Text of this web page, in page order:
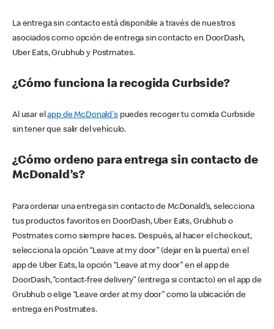
La entrega sin contacto está disponible a través de nuestros
asociados como opción de entrega sin contacto en DoorDash,
Uber Eats, Grubhub y Postmates.
¿Cómo funciona la recogida Curbside?
Al usar elapp de McDonald'spuedes recoger tu comida Curbside
sin tener que salir del vehículo.
¿Cómo ordeno para entrega sin contacto de
McDonald’s?
Para ordenar una entrega sin contacto de McDonald’s, selecciona
tus productos favoritos en DoorDash, Uber Eats, Grubhub o
Postmates como siempre haces. Después, al hacer el checkout,
selecciona la opción “Leave at my door” (dejar en la puerta) en el
app de Uber Eats, la opción “Leave at my door” en el app de
DoorDash, “contact-free delivery” (entrega si contacto) en el app de
Grubhub o elige “Leave order at my door” como la ubicación de
entrega en Postmates.